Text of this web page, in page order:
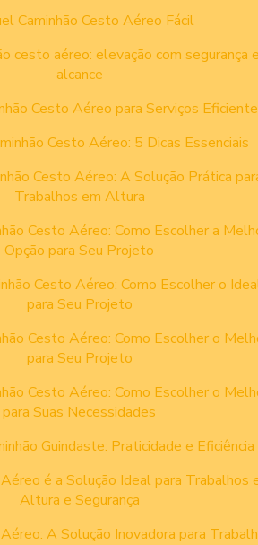
Caminhão Cesto Aéreo Fácil
cesto aéreo: elevação com segurança e
alcance
Cesto Aéreo para Serviços
Cesto Aéreo: 5 Dicas Essenciais
Cesto Aéreo: A Solução Prática
Trabalhos em Altura
Cesto Aéreo: Como Escolher a
Opção para Seu Projeto
Cesto Aéreo: Como Escolher o
para Seu Projeto
Cesto Aéreo: Como Escolher o
para Seu Projeto
Cesto Aéreo: Como Escolher o
para Suas Necessidades
Guindaste: Praticidade e Eficiência
é a Solução Ideal para Trabalhos
Altura e Segurança
A Solução Inovadora para